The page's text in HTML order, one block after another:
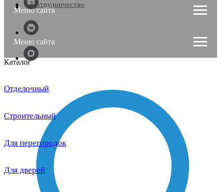
Сотрудничество
Меню сайта
Меню сайта
Каталог
Отделочный
Строительный
Для перегородок
Для дверей